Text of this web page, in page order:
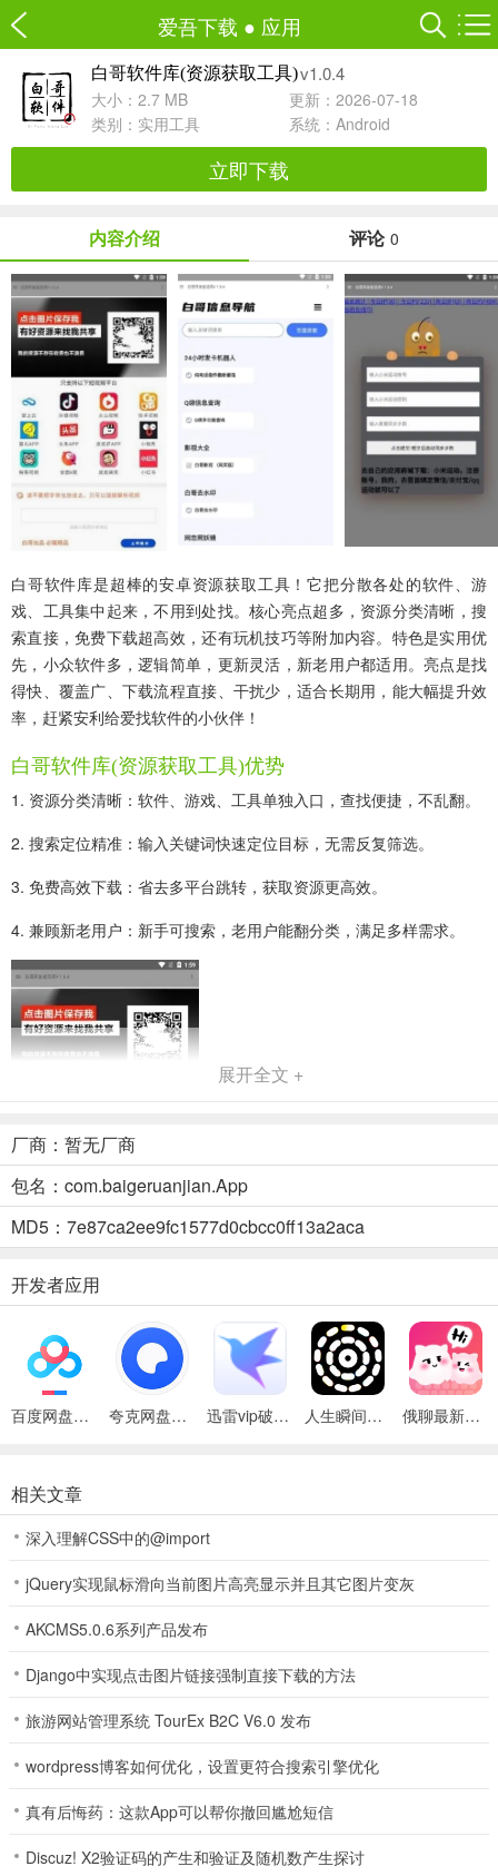
爱吾下载 ● 应用
白哥软件库(资源获取工具)v1.0.4
大小：2.7 MB
更新：2026-07-18
类别： 实用工具 系统：Android
立即下载
内容介绍 评论 0
白哥软件库是超棒的安卓资源获取工具！它把分散各处的软件、游
戏、工具集中起来，不用到处找。核心亮点超多，资源分类清晰，搜
索直接，免费下载超高效，还有玩机技巧等附加内容。特色是实用优
先，小众软件多，逻辑简单，更新灵活，新老用户都适用。亮点是找
得快、覆盖广、下载流程直接、干扰少，适合长期用，能大幅提升效
率，赶紧安利给爱找软件的小伙伴！
白哥软件库(资源获取工具)优势
1. 资源分类清晰：软件、游戏、工具单独入口，查找便捷，不乱翻。
2. 搜索定位精准：输入关键词快速定位目标，无需反复筛选。
3. 免费高效下载：省去多平台跳转，获取资源更高效。
4. 兼顾新老用户：新手可搜索，老用户能翻分类，满足多样需求。
白哥软件库(资源获取工具)功能
1、资源分类清晰，软件、游戏、工具各有单独入口，查找方便，无需
乱翻。
3、支持资源免费下载，省去多平台跳转步骤，提高获取效率。
4、除软件本体，还有玩机技巧和工具合集等附加价值内容。
白哥软件库(资源获取工具)使用说明
乱翻。
2. 内置搜索功能直接，输入关键词可快速定位目标，无需反复筛选。
3. 支持资源免费下载，省去多平台跳转步骤，提高获取效率。
4. 除软件本体，还有玩机技巧和工具合集等附加价值内容。
5. 兼顾新手与老用户，新手可搜索找结果，老用户能翻分类挖资源。
展开全文 +
厂商：暂无厂商
包名：com.baigeruanjian.App
MD5：7e87ca2ee9fc1577d0cbcc0ff13a2aca
开发者应用
百度网盘绿色免安装Pc电脑版 夸克网盘官方正式版 迅雷vip破解版永久会员2024版 人生瞬间最新手机版 俄聊最新手机版
相关文章
深入理解CSS中的@import
jQuery实现鼠标滑向当前图片高亮显示并且其它图片变灰
AKCMS5.0.6系列产品发布
Django中实现点击图片链接强制直接下载的方法
旅游网站管理系统 TourEx B2C V6.0 发布
wordpress博客如何优化，设置更符合搜索引擎优化
真有后悔药：这款App可以帮你撤回尴尬短信
Discuz! X2验证码的产生和验证及随机数产生探讨